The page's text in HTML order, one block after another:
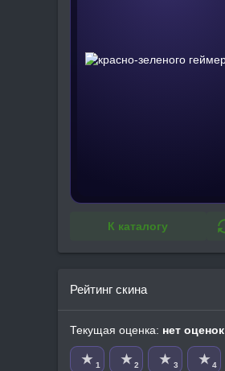
К каталогу
Рейтинг скина
Текущая оценка: нет оценок
★ 1 ★ 2 ★ 3 ★ 4